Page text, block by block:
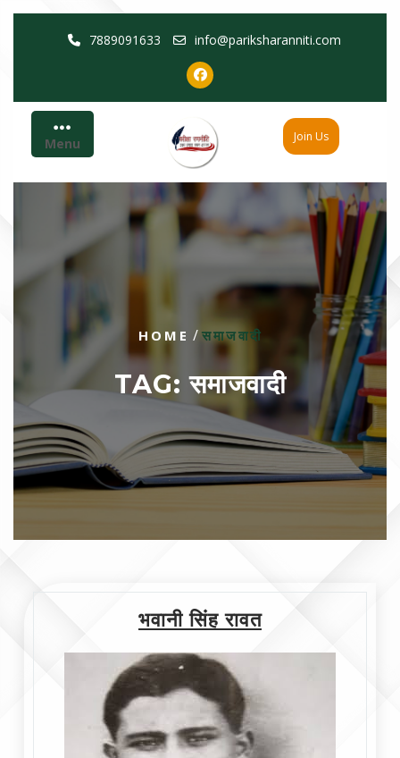
7889091633 info@pariksharanniti.com
Menu Join Us
HOME / समाजवादी
TAG:समाजवादी
भवानी सिंह रावत